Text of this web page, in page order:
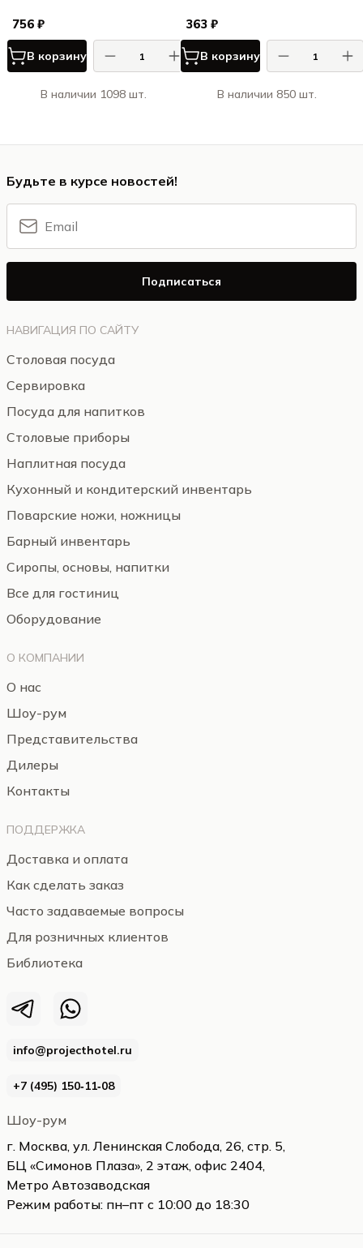
756 ₽
В корзину
В наличии 1098 шт.
363 ₽
В корзину
В наличии 850 шт.
info@projecthotel.ru
+7 (495) 150‑11‑08
Шоу-рум
г. Москва, ул. Ленинская Слобода, 26, стр. 5,
БЦ «Симонов Плаза», 2 этаж, офис 2404,
Метро Автозаводская
Режим работы: пн–пт с 10:00 до 18:30
НАВИГАЦИЯ ПО САЙТУ
Столовая посуда
Сервировка
Посуда для напитков
Столовые приборы
Наплитная посуда
Кухонный и кондитерский инвентарь
Поварские ножи, ножницы
Барный инвентарь
Сиропы, основы, напитки
Все для гостиниц
Оборудование
О КОМПАНИИ
О нас
Шоу-рум
Представительства
Дилеры
Контакты
ПОДДЕРЖКА
Доставка и оплата
Как сделать заказ
Часто задаваемые вопросы
Для розничных клиентов
Библиотека
Будьте в курсе новостей!
Подписаться